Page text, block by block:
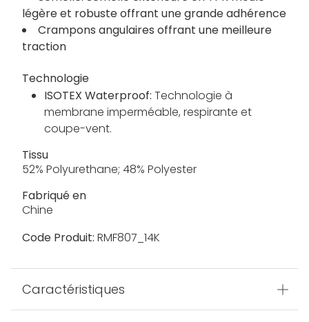
légère et robuste offrant une grande adhérence
Crampons angulaires offrant une meilleure
traction
Technologie
ISOTEX Waterproof: Technologie à
membrane imperméable, respirante et
coupe-vent.
Tissu
52% Polyurethane; 48% Polyester
Fabriqué en
Chine
Code Produit: RMF807_14K
Caractéristiques